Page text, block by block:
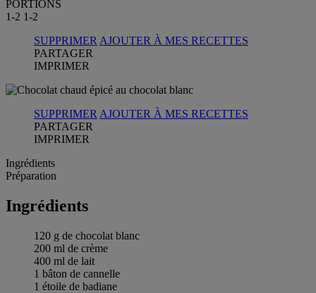
PORTIONS
1-2 1-2
SUPPRIMER AJOUTER À MES RECETTES
PARTAGER
IMPRIMER
SUPPRIMER AJOUTER À MES RECETTES
PARTAGER
IMPRIMER
Ingrédients
Préparation
Ingrédients
120 g de chocolat blanc
200 ml de crème
400 ml de lait
1 bâton de cannelle
1 étoile de badiane